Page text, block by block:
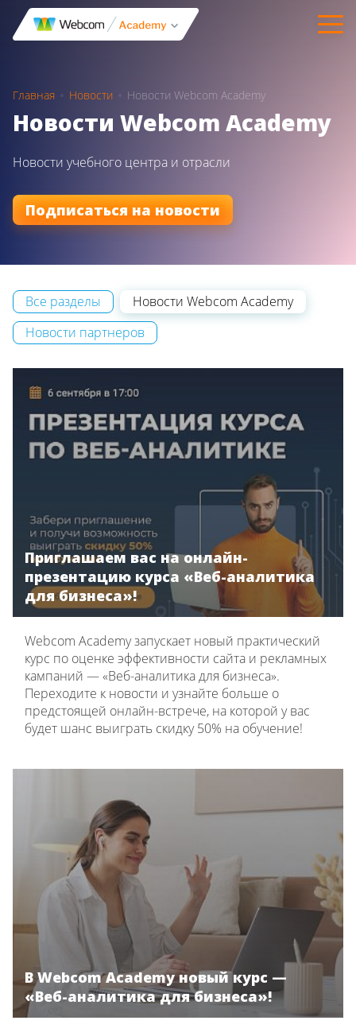
Главная Новости Новости Webcom Academy
Новости Webcom Academy
Новости учебного центра и отрасли
Подписаться на новости
Все разделы
Новости Webcom Academy
Новости партнеров
Приглашаем вас на онлайн-
презентацию курса «Веб-аналитика
для бизнеса»!
Webcom Academy запускает новый практический
курc по оценке эффективности сайта и рекламных
кампаний — «Веб-аналитика для бизнеса».
Переходите к новости и узнайте больше о
предстоящей онлайн-встрече, на которой у вас
будет шанс выиграть скидку 50% на обучение!
В Webcom Academy новый курс —
«Веб-аналитика для бизнеса»!